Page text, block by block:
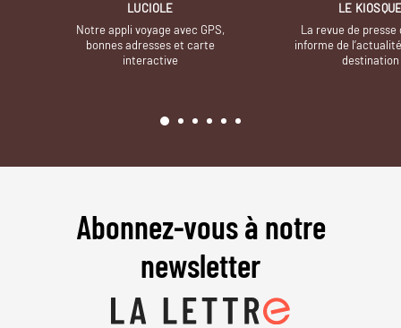
LUCIOLE
Notre appli voyage avec GPS,
bonnes adresses et carte
interactive
LE
La revue de presse
informe de
destination
Abonnez-vous à notre
newsletter